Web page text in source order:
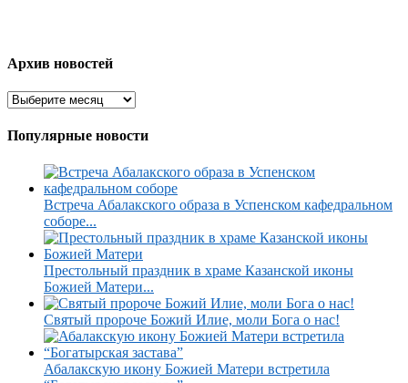
Архив новостей
Популярные новости
Встреча Абалакского образа в Успенском кафедральном
соборе...
Престольный праздник в храме Казанской иконы
Божией Матери...
Святый пророче Божий Илие, моли Бога о нас!
Абалакскую икону Божией Матери встретила